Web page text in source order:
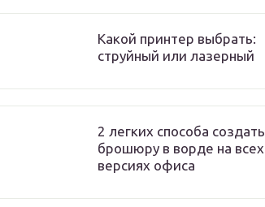
Какой принтер выбрать:
струйный или лазерный
2 легких способа создать
брошюру в ворде на всех
версиях офиса